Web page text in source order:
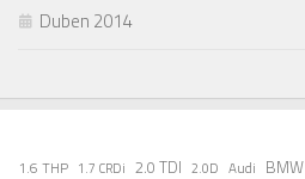
Duben 2014
1.6 THP 1.7 CRDi 2.0 TDI 2.0D Audi BMW